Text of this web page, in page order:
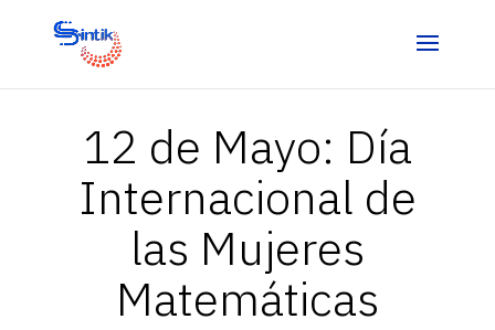
12 de Mayo: Día
Internacional de
las Mujeres
Matemáticas